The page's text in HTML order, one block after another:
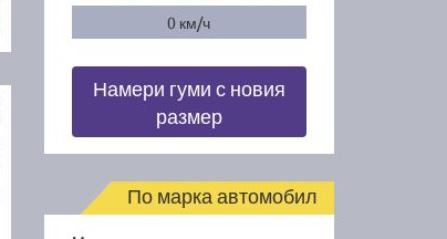
0 км/ч
Намери гуми с новия
размер
По марка автомобил